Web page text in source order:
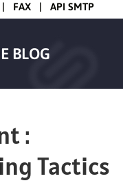
| FAX | API SMTP
BLOG
:
Tactics